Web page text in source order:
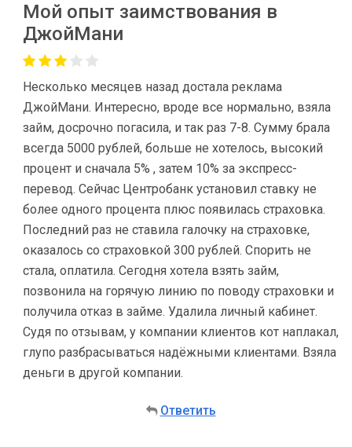
Мой опыт заимствования в
ДжойМани
Несколько месяцев назад достала реклама
ДжойМани. Интересно, вроде все нормально, взяла
займ, досрочно погасила, и так раз 7-8. Сумму брала
всегда 5000 рублей, больше не хотелось, высокий
процент и сначала 5% , затем 10% за экспресс-
перевод. Сейчас Центробанк установил ставку не
более одного процента плюс появилась страховка.
Последний раз не ставила галочку на страховке,
оказалось со страховкой 300 рублей. Спорить не
стала, оплатила. Сегодня хотела взять займ,
позвонила на горячую линию по поводу страховки и
получила отказ в займе. Удалила личный кабинет.
Судя по отзывам, у компании клиентов кот наплакал,
глупо разбрасываться надёжными клиентами. Взяла
деньги в другой компании.
Ответить